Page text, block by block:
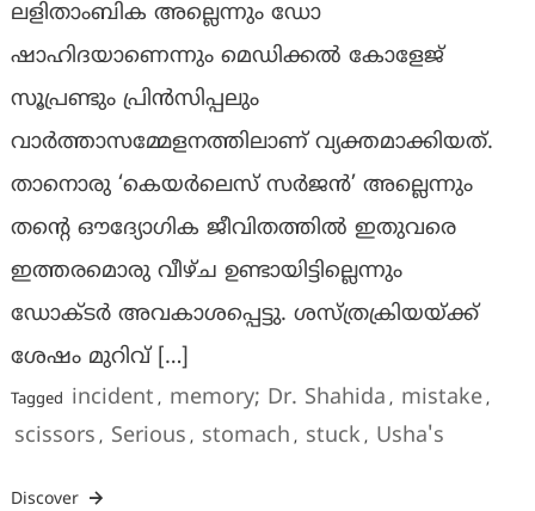
ലളിതാംബിക അല്ലെന്നും ഡോ
ഷാഹിദയാണെന്നും മെഡിക്കൽ കോളേജ്
സൂപ്രണ്ടും പ്രിൻസിപ്പലും
വാർത്താസമ്മേളനത്തിലാണ് വ്യക്തമാക്കിയത്.
താനൊരു ‘കെയർലെസ് സർജൻ’ അല്ലെന്നും
തന്റെ ഔദ്യോഗിക ജീവിതത്തിൽ ഇതുവരെ
ഇത്തരമൊരു വീഴ്ച ഉണ്ടായിട്ടില്ലെന്നും
ഡോക്ടർ അവകാശപ്പെട്ടു. ശസ്ത്രക്രിയയ്ക്ക്
ശേഷം മുറിവ് […]
Tagged incident , memory; Dr. Shahida , mistake,
scissors , Serious , stomach , stuck , Usha's
Discover